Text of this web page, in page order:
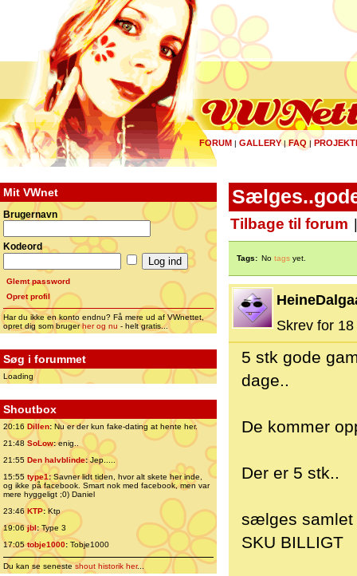
FORUM | GALLERY|FAQ |
Mit VWnet
Brugernavn
Kodeord
Glemt password
Opret profil
Har du ikke en konto endnu? Få mere ud af VWnettet,
opret dig som brugerher og nu - helt gratis...
Søg i forummet
Loading
Shoutbox
20:16 Dillen: Nu er der kun fake-dating at hente her.
21:48 SoLow:enig..
21:55 Den halvblinde:Jep.....
15:55 type1:Savner lidt tiden, hvor alt skete her inde,
og ikke på facebook. Smart nok med facebook, men var
mere hyggeligt ;0) Daniel
23:46 KTP:Ktp
19:06jbl:Type 3
17:05tobje1000: Tobje1000
Du kan se senesteshout historik her...
Tilbage til forum
Tags: No tags yet.
Skrev for
5 stk gode
dage..
De kommer
Der er 5 stk..
sælges samlet
SKU BILLIGT